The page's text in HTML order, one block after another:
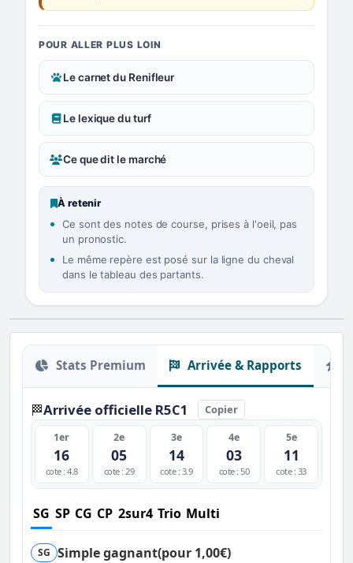
POUR ALLER PLUS LOIN
Le carnet du Renifleur
Le lexique du turf
Ce que dit le marché
À retenir
Ce sont des notes de course, prises à l'oeil, pas
un pronostic.
Le même repère est posé sur la ligne du cheval
dans le tableau des partants.
Stats Premium Arrivée & Rapports
🏁Arrivée officielle R5C1 Copier
1er
16
cote : 4.8
2e
05
cote : 29
3e
14
cote : 3.9
4e
03
cote : 50
5e
11
cote : 33
SG SP CG CP 2sur4 Trio Multi
SG Simple gagnant(pour 1,00€)